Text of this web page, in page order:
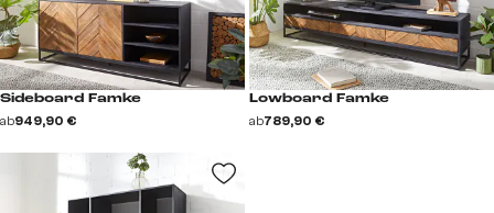
Sideboard Famke
ab949,90 €
Lowboard Famke
ab789,90 €